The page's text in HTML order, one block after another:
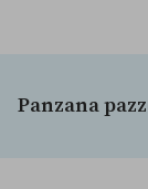
Panzana